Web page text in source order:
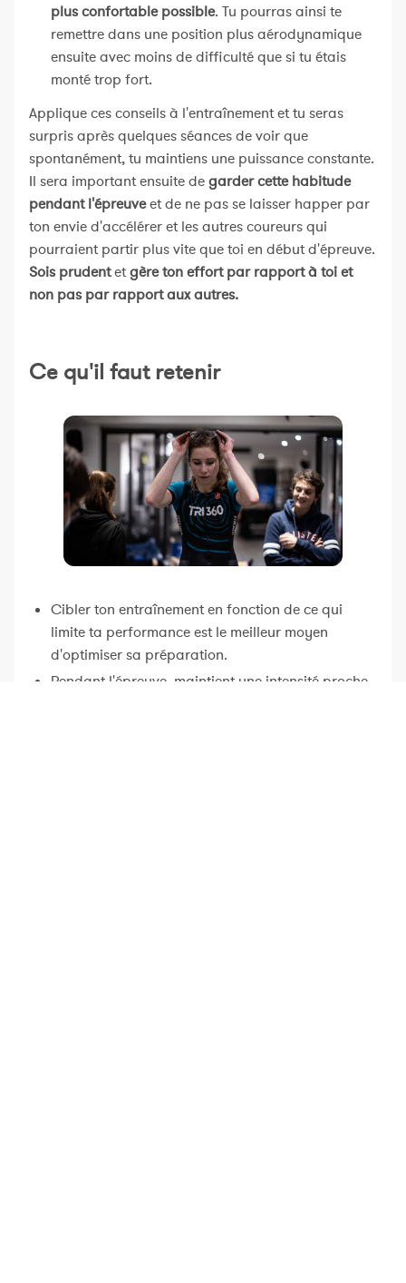
plus confortable possible. Tu pourras ainsi te
remettre dans une position plus aérodynamique
ensuite avec moins de difficulté que si tu étais
monté trop fort.
Applique ces conseils à l'entraînement et tu seras
surpris après quelques séances de voir que
spontanément, tu maintiens une puissance constante.
Il sera important ensuite degarder cette habitude
pendant l'épreuveet de ne pas se laisser happer par
ton envie d'accélérer et les autres coureurs qui
pourraient partir plus vite que toi en début d'épreuve.
Sois prudentetgère ton effort par rapport à toi et
non pas par rapport aux autres.
Ce qu'il faut retenir
Cibler ton entraînement en fonction de ce qui
limite ta performance est le meilleur moyen
d'optimiser sa préparation.
Pendant l'épreuve, maintient une intensité proche